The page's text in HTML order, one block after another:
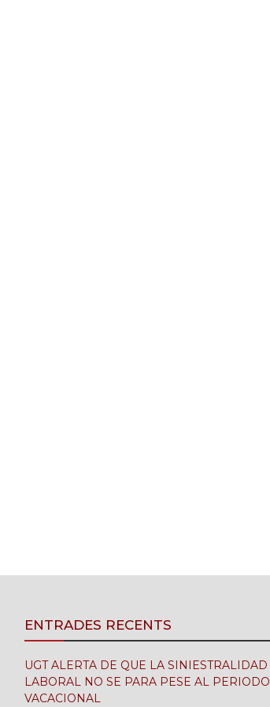
ENTRADES RECENTS
UGT ALERTA DE QUE LA SINIESTRALIDAD
LABORAL NO SE PARA PESE AL PERIODO
VACACIONAL